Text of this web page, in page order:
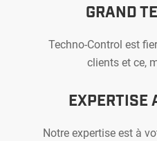
GRAND
Techno-Control est
clients et ce,
EXPERTISE
Notre expertise est à